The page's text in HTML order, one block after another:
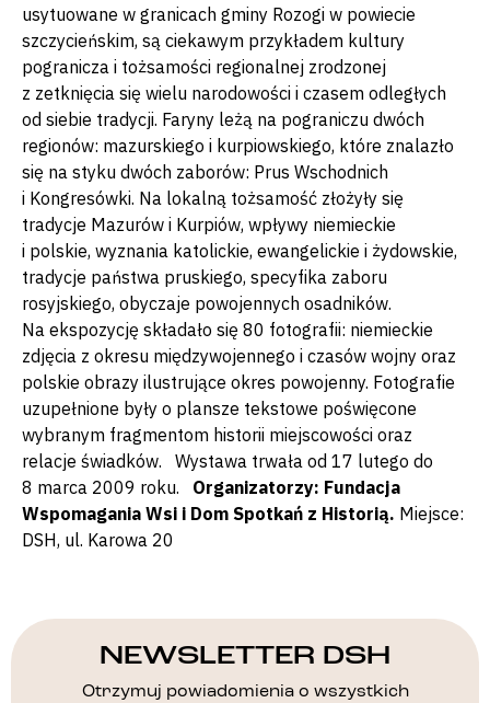
usytuowane w granicach gminy Rozogi w powiecie
szczycieńskim, są ciekawym przykładem kultury
pogranicza i tożsamości regionalnej zrodzonej
z zetknięcia się wielu narodowości i czasem odległych
od siebie tradycji. Faryny leżą na pograniczu dwóch
regionów: mazurskiego i kurpiowskiego, które znalazło
się na styku dwóch zaborów: Prus Wschodnich
i Kongresówki. Na lokalną tożsamość złożyły się
tradycje Mazurów i Kurpiów, wpływy niemieckie
i polskie, wyznania katolickie, ewangelickie i żydowskie,
tradycje państwa pruskiego, specyfika zaboru
rosyjskiego, obyczaje powojennych osadników.
Na ekspozycję składało się 80 fotografii: niemieckie
zdjęcia z okresu międzywojennego i czasów wojny oraz
polskie obrazy ilustrujące okres powojenny. Fotografie
uzupełnione były o plansze tekstowe poświęcone
wybranym fragmentom historii miejscowości oraz
relacje świadków. Wystawa trwała od 17 lutego do
8 marca 2009 roku. Organizatorzy: Fundacja
Wspomagania Wsi i Dom Spotkań z Historią. Miejsce:
DSH, ul. Karowa 20
NEWSLETTER DSH
Otrzymuj powiadomienia o wszystkich